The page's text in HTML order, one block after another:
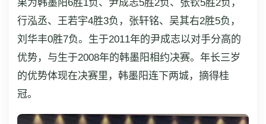
果为韩墨阳6胜1负、尹成志5胜2负、张钦5胜2负，
行泓丞、王若宇4胜3负，张轩铭、吴其右2胜5负，
刘华丰0胜7负。生于2011年的尹成志以对手分高的
优势，与生于2008年的韩墨阳相约决赛。年长三岁
的优势体现在决赛里，韩墨阳连下两城，摘得桂
冠。